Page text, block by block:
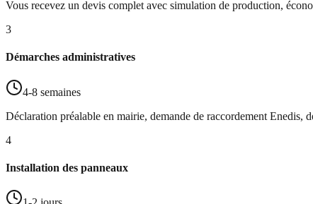
Vous recevez un devis complet avec simulation de production,
3
Démarches administratives
4-8 semaines
Déclaration préalable en mairie, demande de raccordement Enedis,
4
Installation des panneaux